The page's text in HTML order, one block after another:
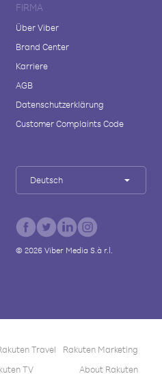
FIRMA
Über Viber
Brand Center
Karriere
AGB
Datenschutzerklärung
Customer Complaints Code
Deutsch
© 2026Viber Media S.à r.l.
Travel
Rakuten Marketing
TV About Rakuten